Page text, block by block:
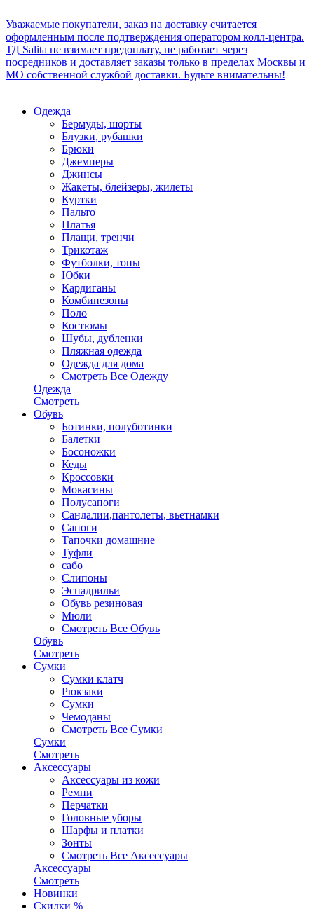
Уважаемые покупатели, заказ на доставку считается
оформленным после подтверждения оператором колл-центра.
ТД Salita не взимает предоплату, не работает через
посредников и доставляет заказы только в пределах Москвы и
МО собственной службой доставки. Будьте внимательны!
Одежда
Бермуды, шорты
Блузки, рубашки
Брюки
Джемперы
Джинсы
Жакеты, блейзеры, жилеты
Куртки
Пальто
Платья
Плащи, тренчи
Трикотаж
Футболки, топы
Юбки
Кардиганы
Комбинезоны
Поло
Костюмы
Шубы, дубленки
Пляжная одежда
Одежда для дома
Смотреть Все Одежду
Одежда
Смотреть
Обувь
Ботинки, полуботинки
Балетки
Босоножки
Кеды
Кроссовки
Мокасины
Полусапоги
Сандалии,пантолеты, вьетнамки
Сапоги
Тапочки домашние
Туфли
сабо
Слипоны
Эспадрильи
Обувь резиновая
Мюли
Смотреть Все Обувь
Обувь
Смотреть
Сумки
Сумки клатч
Рюкзаки
Сумки
Чемоданы
Смотреть Все Сумки
Сумки
Смотреть
Аксессуары
Аксессуары из кожи
Ремни
Перчатки
Головные уборы
Шарфы и платки
Зонты
Смотреть Все Аксессуары
Аксессуары
Смотреть
Новинки
Скидки %